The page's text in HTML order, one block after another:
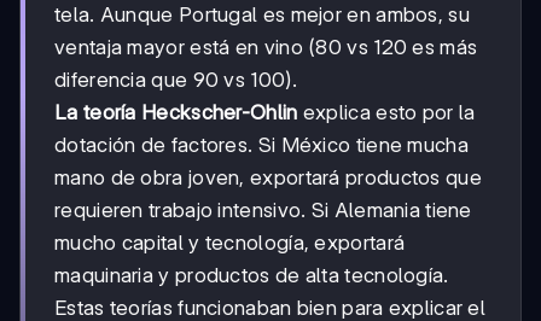
tela. Aunque Portugal es mejor en ambos, su
ventaja mayor está en vino (80 vs 120 es más
diferencia que 90 vs 100).
La teoría Heckscher-Ohlin explica esto por la
dotación de factores. Si México tiene mucha
mano de obra joven, exportará productos que
requieren trabajo intensivo. Si Alemania tiene
mucho capital y tecnología, exportará
maquinaria y productos de alta tecnología.
Estas teorías funcionaban bien para explicar el